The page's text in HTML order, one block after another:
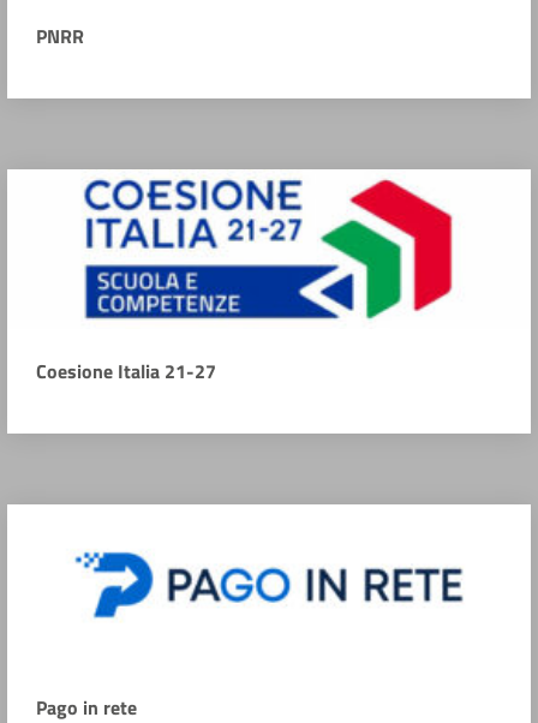
PNRR
Coesione Italia 21-27
Pago in rete